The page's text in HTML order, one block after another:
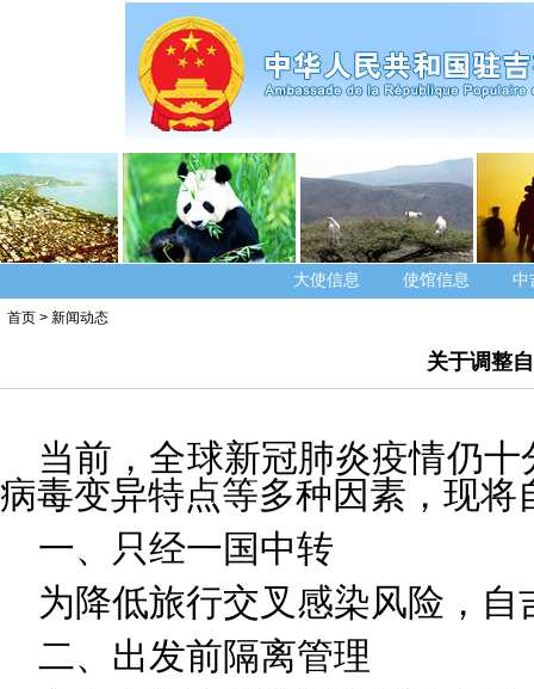
大使信息 使馆信息 中
首页 > 新闻动态
关于调整
当前，全球新冠肺炎疫情仍
病毒变异特点等多种因素，现
一、只经一国中转
为降低旅行交叉感染风险，
二、出发前隔离管理